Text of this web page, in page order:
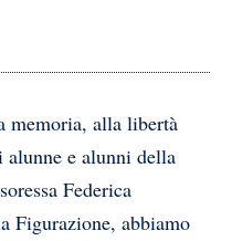
memoria, alla libertà
alunne e alunni della
Federica
Figurazione, abbiamo